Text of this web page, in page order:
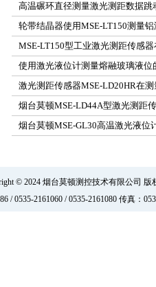
高温碾环直径测量激光测距数据
轮带结晶器使用MSE-LT150测量
MSE-LT150型工业激光测距传感
使用激光液位计测量熔融玻璃液位
激光测距传感器MSE-LD20HR在
烟台莫顿MSE-LD44A型激光测距
烟台莫顿MSE-GL30高温激光液
© 2024 烟台莫顿测控技术有限公司 版
/ 0535-2161060 / 0535-2161080 传真